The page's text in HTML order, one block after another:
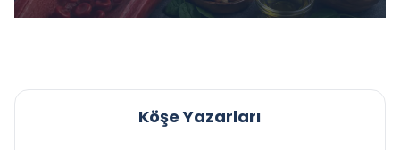
Köşe Yazarları